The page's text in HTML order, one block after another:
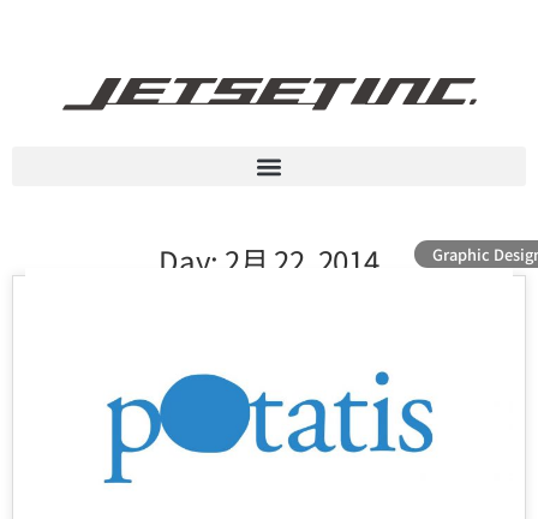
Day: 2月 22, 2014 Graphic